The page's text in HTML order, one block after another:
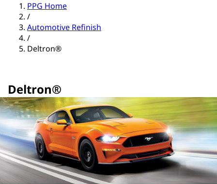
PPG Home
/
Automotive Refinish
/
Deltron®
Deltron®